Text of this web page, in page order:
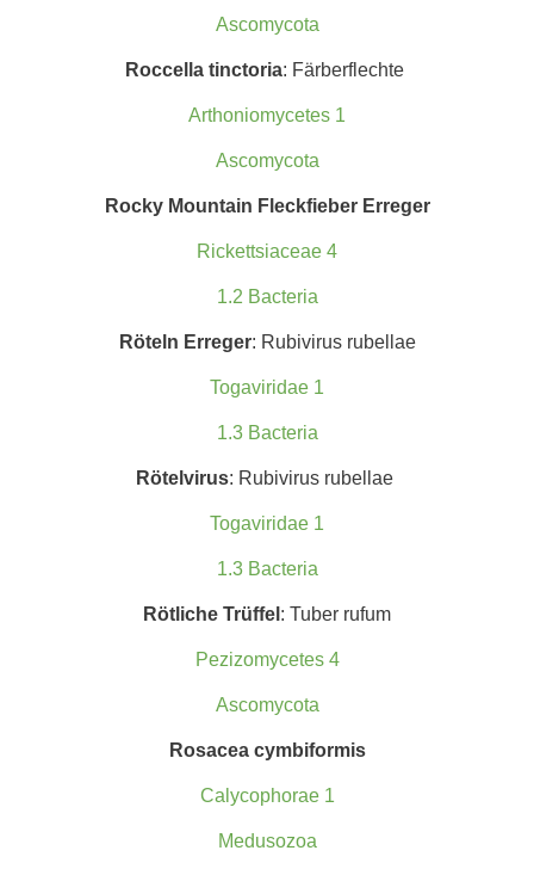
Ascomycota
Roccella tinctoria: Färberflechte
Arthoniomycetes 1
Ascomycota
Rocky Mountain Fleckfieber Erreger
Rickettsiaceae 4
1.2 Bacteria
Röteln Erreger: Rubivirus rubellae
Togaviridae 1
1.3 Bacteria
Rötelvirus: Rubivirus rubellae
Togaviridae 1
1.3 Bacteria
Rötliche Trüffel : Tuber rufum
Pezizomycetes 4
Ascomycota
Rosacea cymbiformis
Calycophorae 1
Medusozoa